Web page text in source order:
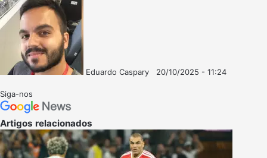
Eduardo Caspary
20/10/2025 - 11:24
Siga-nos
Artigos relacionados